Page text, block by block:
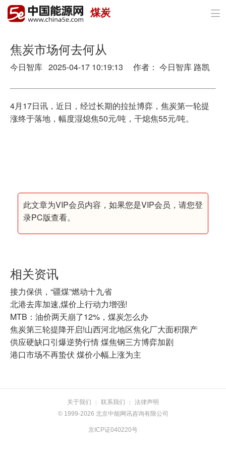
首页
油气
煤炭
电力
煤炭 
焦炭市场何去何从
今日智库 2025-04-17 10:19:13 作者： 今日智库 路凯
4月17日讯，近日，经过长期的拉扯博弈，焦炭第一轮提
涨终于落地，幅度湿熄焦50元/吨，干熄焦55元/吨。
此文章为VIP会员内容，如果您是VIP会员，请您登
录PC版查看。
相关资讯
接力保供，“疆煤”燃动十九省
北港去库加速,煤价上行动力增强!
MTB：油价两天崩了12%，煤炭怎么办
焦炭第三轮提降开启!山西河北地区焦化厂大面积限产
供应硬缺口引爆逆势行情 煤焦钢三方博弈加剧
港口市场不再蛰伏 煤价小幅上涨为主
关于我们 | 联系我们 |
法律声明
© 1999-2026 北京中能网讯咨询有限公司
京ICP证040220号